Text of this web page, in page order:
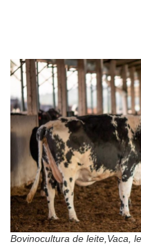
Bovinocultura de leite,Vaca,